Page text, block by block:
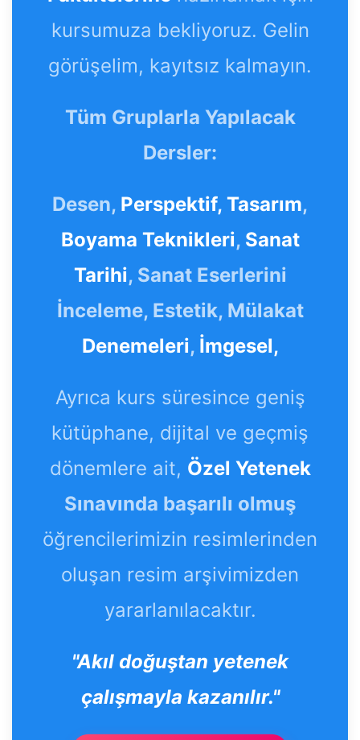
kursumuza bekliyoruz. Gelin
görüşelim, kayıtsız kalmayın.
Tüm Gruplarla Yapılacak
Dersler:
Desen, Perspektif, Tasarım,
Boyama Teknikleri, Sanat
Tarihi, Sanat Eserlerini
İnceleme, Estetik, Mülakat
Denemeleri, İmgesel,
Ayrıca kurs süresince geniş
kütüphane, dijital ve geçmiş
dönemlere ait, Özel Yetenek
Sınavında başarılı olmuş
öğrencilerimizin resimlerinden
oluşan resim arşivimizden
yararlanılacaktır.
"Akıl doğuştan yetenek
çalışmayla kazanılır."